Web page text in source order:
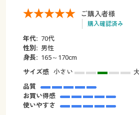
ご購入者様
購入確認済み
年代: 70代
性別: 男性
身長: 165～170cm
サイズ感 小さい
品質
お買い得感
使いやすさ